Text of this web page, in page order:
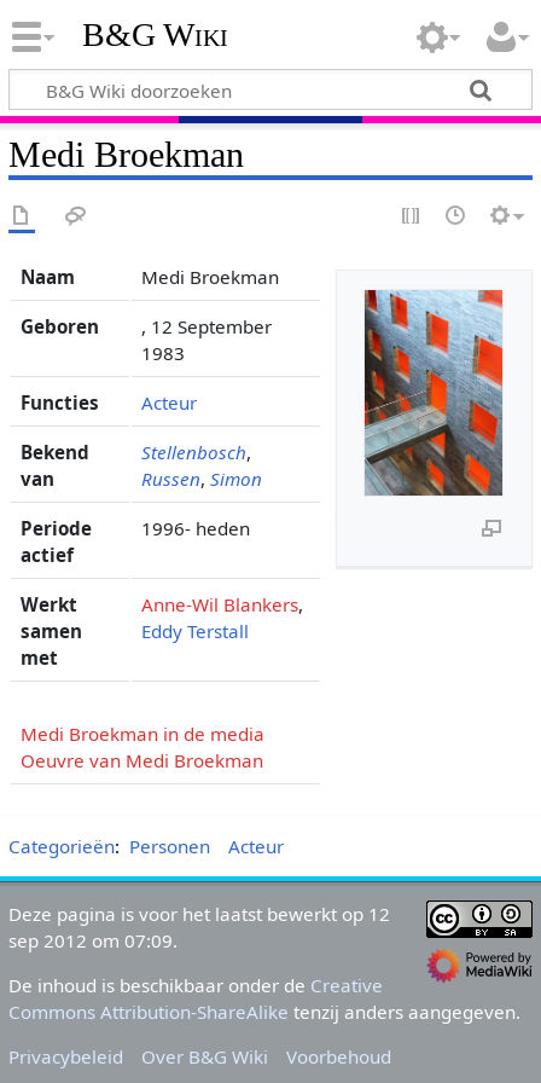
B&G Wiki
Medi Broekman
Naam Medi Broekman
Geboren
, 12 September
1983
Functies Acteur
Bekend
van
Stellenbosch,
Russen, Simon
Periode
actief
1996- heden
Werkt
samen
met
Anne-Wil Blankers,
Eddy Terstall
Medi Broekman in de media
Oeuvre van Medi Broekman
Categorieën: Personen Acteur
Deze pagina is voor het laatst bewerkt op 12
sep 2012 om 07:09.
De inhoud is beschikbaar onder de Creative
Commons Attribution-ShareAlike tenzij anders aangegeven.
Privacybeleid
Over B&G Wiki Voorbehoud